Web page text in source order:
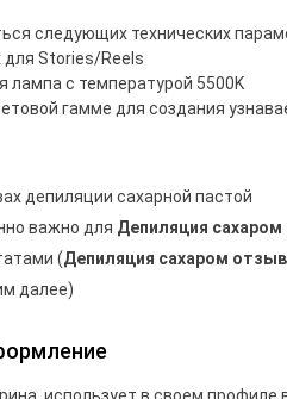
следующих технических
для Stories/Reels
лампа с температурой 5500K
гамме для создания
депиляции сахарной пастой
важно для Депиляция
(Депиляция сахаром
далее)